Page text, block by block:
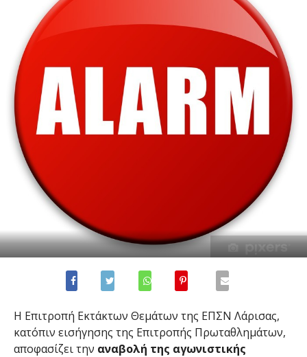
Η Επιτροπή Εκτάκτων Θεμάτων της ΕΠΣΝ Λάρισας,
κατόπιν εισήγησης της Επιτροπής Πρωταθλημάτων,
αποφασίζει την αναβολή της αγωνιστικής